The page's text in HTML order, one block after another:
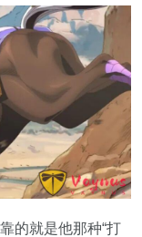
的就是他那种“打